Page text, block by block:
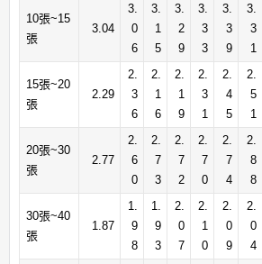
10張~15
張
3.04
3.
0
6
3.
1
5
3.
2
9
3.
3
3
3.
3
9
3.
3
1
15張~20
張
2.29
2.
3
6
2.
1
6
2.
1
9
2.
3
1
2.
4
5
2.
5
1
20張~30
張
2.77
2.
6
0
2.
7
3
2.
7
2
2.
7
0
2.
7
4
2.
8
8
30張~40
張
1.87
1.
9
8
1.
9
3
2.
0
7
2.
1
0
2.
0
9
2.
0
4